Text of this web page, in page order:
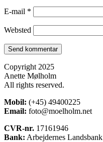
E-mail *
Websted
Copyright 2025
Anette Mølholm
All rights reserved.
Mobil: (+45) 49400225
Email: foto@moelholm.net
CVR-nr. 17161946
Bank: Arbejdernes Landsbank